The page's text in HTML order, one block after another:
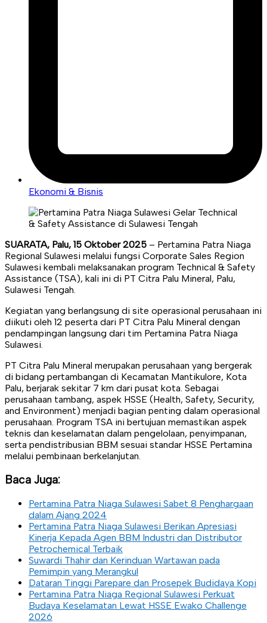
Ekonomi & Bisnis
SUARATA, Palu, 15 Oktober 2025 – Pertamina Patra Niaga
Regional Sulawesi melalui fungsi Corporate Sales Region
Sulawesi kembali melaksanakan program Technical & Safety
Assistance (TSA), kali ini di PT Citra Palu Mineral, Palu,
Sulawesi Tengah.
Kegiatan yang berlangsung di site operasional perusahaan ini
diikuti oleh 12 peserta dari PT Citra Palu Mineral dengan
pendampingan langsung dari tim Pertamina Patra Niaga
Sulawesi.
PT Citra Palu Mineral merupakan perusahaan yang bergerak
di bidang pertambangan di Kecamatan Mantikulore, Kota
Palu, berjarak sekitar 7 km dari pusat kota. Sebagai
perusahaan tambang, aspek HSSE (Health, Safety, Security,
and Environment) menjadi bagian penting dalam operasional
perusahaan. Program TSA ini bertujuan memastikan aspek
teknis dan keselamatan dalam pengelolaan, penyimpanan,
serta pendistribusian BBM sesuai standar HSSE Pertamina
melalui pembinaan berkelanjutan.
Baca Juga:
Pertamina Patra Niaga Sulawesi Sabet 8 Penghargaan
dalam Ajang 2024
Pertamina Patra Niaga Sulawesi Berikan Apresiasi
Kinerja Kepada Agen BBM Industri dan Distributor
Petrochemical Terbaik
Suwardi Thahir dan Kerinduan Wartawan pada
Pemimpin yang Merangkul
Dataran Tinggi Parepare dan Prosepek Budidaya Kopi
Pertamina Patra Niaga Regional Sulawesi Perkuat
Budaya Keselamatan Lewat HSSE Ewako Challenge
2026